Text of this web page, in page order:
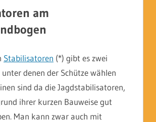
am
Stabilisatoren (*) gibt es zwei
denen der Schütze wählen
sind da die Jagdstabilisatoren,
ihrer kurzen Bauweise gut
Man kann zwar auch mit